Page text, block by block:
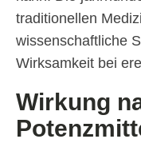
traditionellen
wissenschaftliche
Wirksamkeit bei
Wirkung